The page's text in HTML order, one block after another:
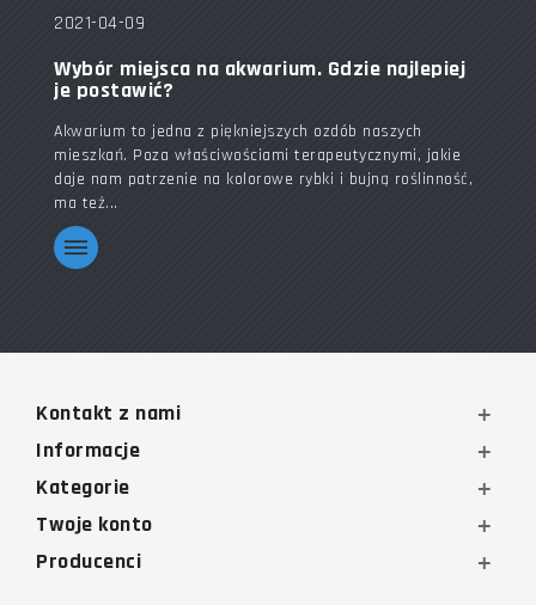
2021-04-09
Wybór miejsca na akwarium. Gdzie najlepiej
je postawić?
Akwarium to jedna z piękniejszych ozdób naszych
mieszkań. Poza właściwościami terapeutycznymi, jakie
daje nam patrzenie na kolorowe rybki i bujną roślinność,
ma też...
Kontakt z nami
Informacje
Kategorie
Twoje konto
Producenci